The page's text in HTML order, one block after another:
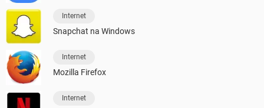
Internet
Snapchat na Windows
Internet
Mozilla Firefox
Internet